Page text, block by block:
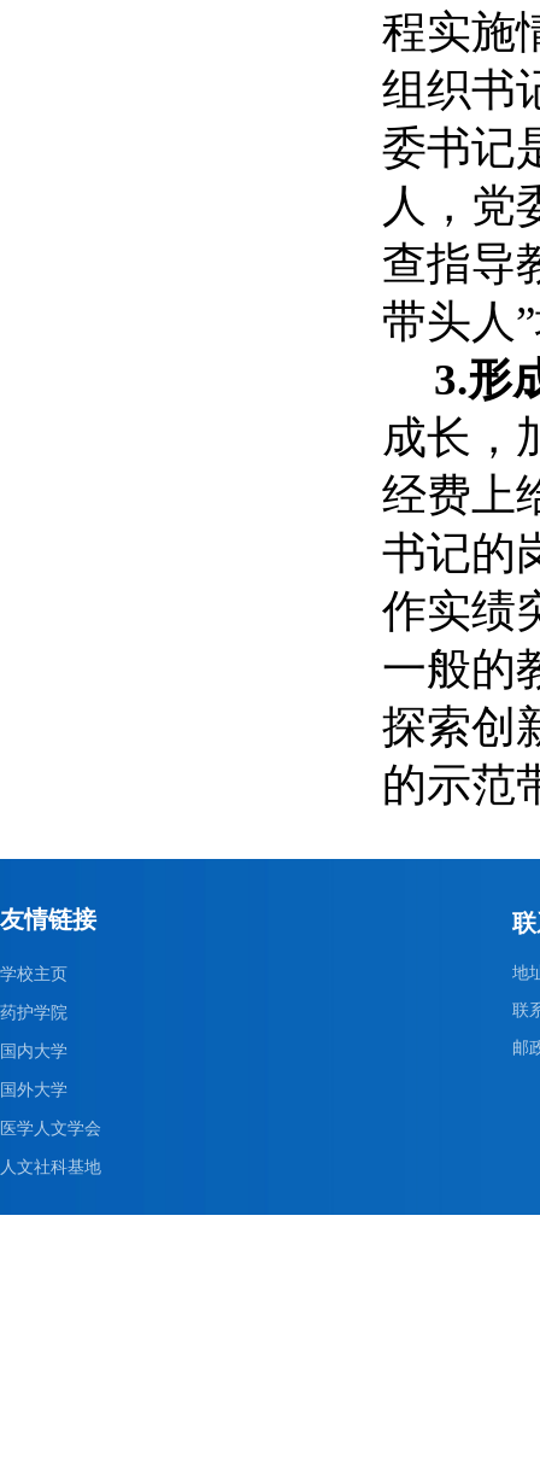
程实施
组织书
委书记
人，党
查指导
带头人
3.形
成长，
经费上
书记的
作实绩
一般的
探索创
的示范
友情链接
学校主页
药护学院
国内大学
国外大学
医学人文学会
人文社科基地
地
联
邮